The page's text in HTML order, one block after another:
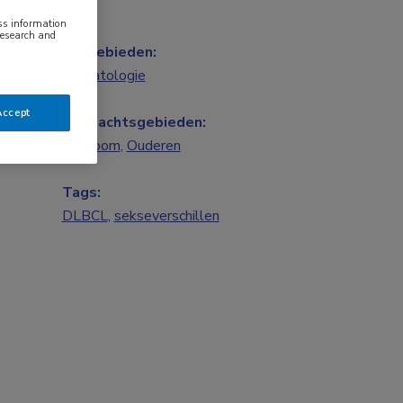
Vakgebieden:
Hematologie
Aandachtsgebieden:
Lymfoom, Ouderen
Tags:
DLBCL, sekseverschillen
information
and